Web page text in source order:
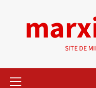
SITE DE
principal